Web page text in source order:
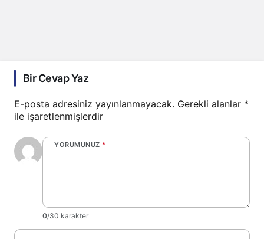
Bir Cevap Yaz
E-posta adresiniz yayınlanmayacak. Gerekli alanlar *
ile işaretlenmişlerdir
YORUMUNUZ *
0/30 karakter